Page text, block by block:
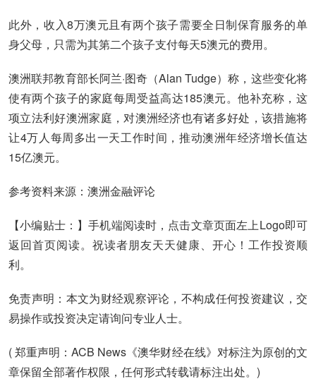
此外，收入8万澳元且有两个孩子需要全日制保育服务的单
身父母，只需为其第二个孩子支付每天5澳元的费用。
澳洲联邦教育部长阿兰·图奇（Alan Tudge）称，这些变化将
使有两个孩子的家庭每周受益高达185澳元。他补充称，这
项立法利好澳洲家庭，对澳洲经济也有诸多好处，该措施将
让4万人每周多出一天工作时间，推动澳洲年经济增长值达
15亿澳元。
参考资料来源：澳洲金融评论
【小编贴士：】手机端阅读时，点击文章页面左上Logo即可
返回首页阅读。祝读者朋友天天健康、开心！工作投资顺
利。
免责声明：本文为财经观察评论，不构成任何投资建议，交
易操作或投资决定请询问专业人士。
( 郑重声明：ACB News《澳华财经在线》对标注为原创的文
章保留全部著作权限，任何形式转载请标注出处。)